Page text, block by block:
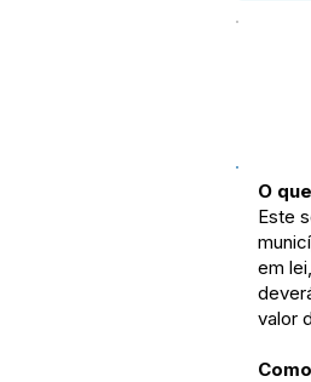
O
Este
em
valor